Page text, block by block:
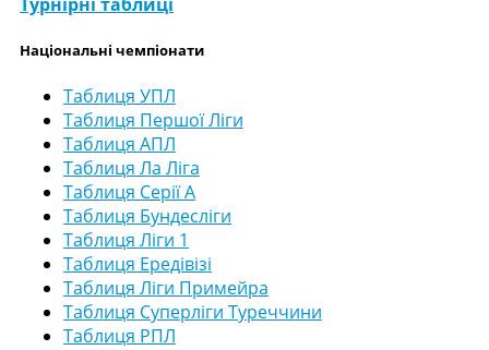
Національні чемпіонати
Таблиця УПЛ
Таблиця Першої Ліги
Таблиця АПЛ
Таблиця Ла Ліга
Таблиця Серії А
Таблиця Бундесліги
Таблиця Ліги 1
Таблиця Ередівізі
Таблиця Ліги Примейра
Таблиця Суперліги Туреччини
Таблиця РПЛ